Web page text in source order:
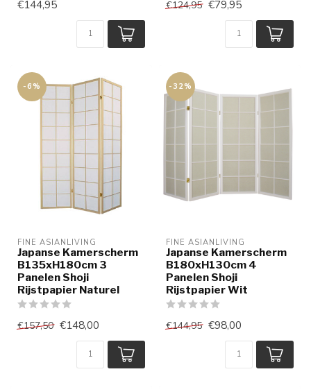
€144,95 €124,95 €79,95
-6%
FINE ASIANLIVING
Japanse Kamerscherm
B135xH180cm 3
Panelen Shoji
Rijstpapier Naturel
€157,50 €148,00
-32%
FINE ASIANLIVING
Japanse Kamerscherm
B180xH130cm 4
Panelen Shoji
Rijstpapier Wit
€144,95 €98,00